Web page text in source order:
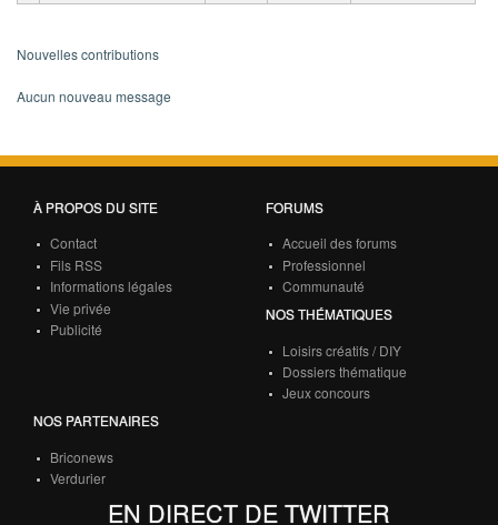
Nouvelles contributions
Aucun nouveau message
À PROPOS DU SITE
Contact
Fils RSS
Informations légales
Vie privée
Publicité
FORUMS
Accueil des forums
Professionnel
Communauté
NOS THÉMATIQUES
Loisirs créatifs / DIY
Dossiers thématique
Jeux concours
NOS PARTENAIRES
Briconews
Verdurier
EN DIRECT DE TWITTER